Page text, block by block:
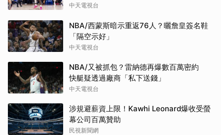
中天電視台
NBA/西蒙斯暗示重返76人？曬詹皇簽名鞋
「隔空示好」
中天電視台
NBA/又被抓包？雷納德再爆數百萬密約
快艇疑透過廠商「私下送錢」
中天電視台
涉規避薪資上限！Kawhi Leonard爆收受螢
幕公司百萬贊助
民視新聞網